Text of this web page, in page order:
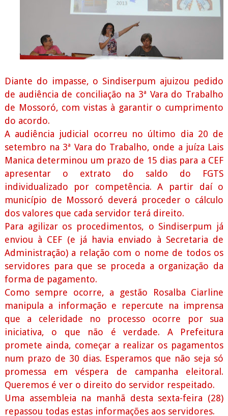
Diante do impasse, o Sindiserpum ajuizou pedido
de audiência de conciliação na 3ª Vara do Trabalho
de Mossoró, com vistas à garantir o cumprimento
do acordo.
A audiência judicial ocorreu no último dia 20 de
setembro na 3ª Vara do Trabalho, onde a juíza Lais
Manica determinou um prazo de 15 dias para a CEF
apresentar o extrato do saldo do FGTS
individualizado por competência. A partir daí o
município de Mossoró deverá proceder o cálculo
dos valores que cada servidor terá direito.
Para agilizar os procedimentos, o Sindiserpum já
enviou à CEF (e já havia enviado à Secretaria de
Administração) a relação com o nome de todos os
servidores para que se proceda a organização da
forma de pagamento.
Como sempre ocorre, a gestão Rosalba Ciarline
manipula a informação e repercute na imprensa
que a celeridade no processo ocorre por sua
iniciativa, o que não é verdade. A Prefeitura
promete ainda, começar a realizar os pagamentos
num prazo de 30 dias. Esperamos que não seja só
promessa em véspera de campanha eleitoral.
Queremos é ver o direito do servidor respeitado.
Uma assembleia na manhã desta sexta-feira (28)
repassou todas estas informações aos servidores.